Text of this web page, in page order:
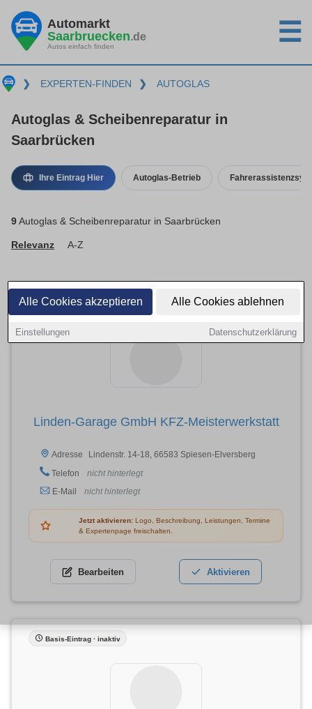
Alle Cookies akzeptieren Alle Cookies ablehnen
Einstellungen Datenschutzerklärung
Automarkt
Saarbruecken.de
Autos einfach finden ☰
❯ EXPERTEN-FINDEN ❯ AUTOGLAS
Autoglas & Scheibenreparatur in
Saarbrücken
Ihre Eintrag Hier Autoglas-Betrieb
9Autoglas & Scheibenreparatur in Saarbrücken
Relevanz A-Z
Basis-Eintrag · inaktiv
Linden-Garage GmbH KFZ-Meisterwerkstatt
Adresse
Lindenstr. 14-18, 66583 Spiesen-Elversberg
Telefon
nicht hinterlegt
E-Mail
nicht hinterlegt
Jetzt aktivieren: Logo, Beschreibung, Leistungen, Termine
& Expertenpage freischalten.
Bearbeiten Aktivieren
Basis-Eintrag · inaktiv